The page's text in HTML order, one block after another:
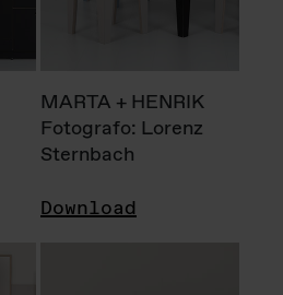
MARTA + HENRIK
Fotografo: Lorenz
Sternbach
Download